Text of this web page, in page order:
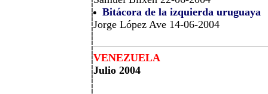
Bitácora de la izquierda uruguaya
Jorge López Ave 14-06-2004
VENEZUELA
Julio 2004